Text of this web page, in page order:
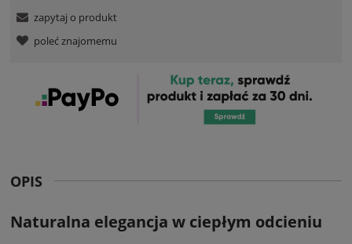
zapytaj o produkt
poleć znajomemu
OPIS
Naturalna elegancja w ciepłym odcieniu